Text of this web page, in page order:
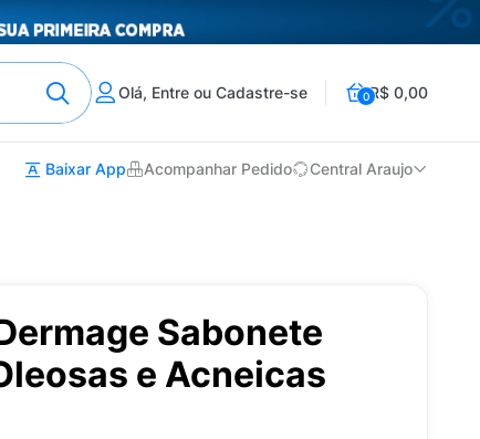
Olá, Entre ou Cadastre-se 0R$ 0,00
Baixar App Acompanhar Pedido Central Araujo
Sabonete
e Acneicas